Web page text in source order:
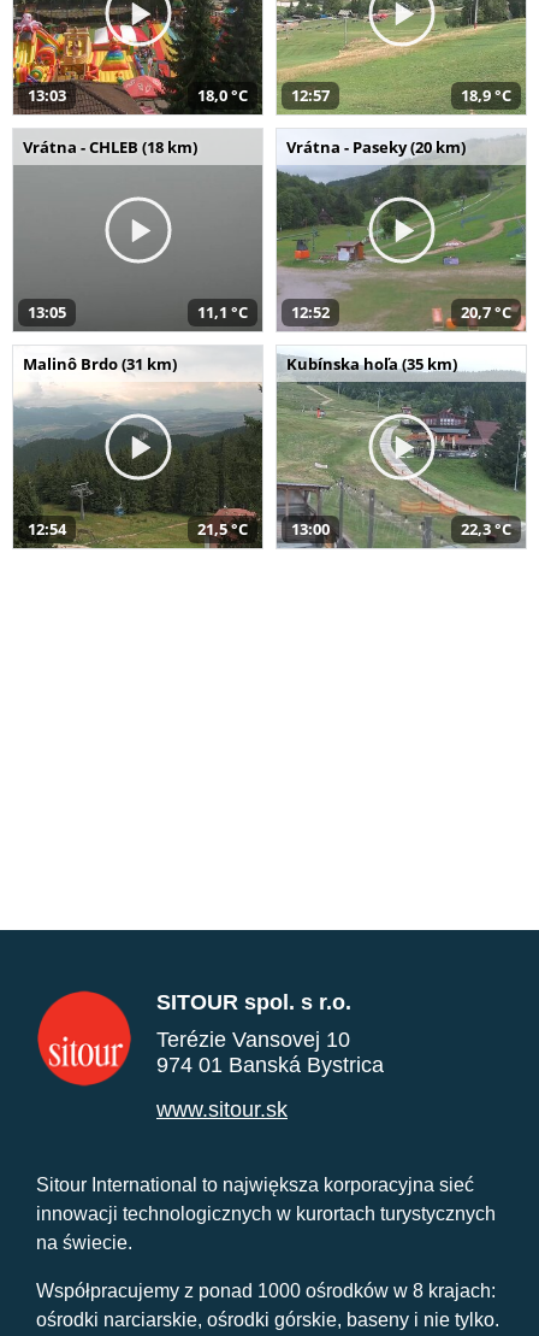
13:03 18,0 °C 12:57 18,9 °C
Vrátna - CHLEB (18 km)
13:05 11,1 °C
Vrátna - Paseky (20 km)
12:52 20,7 °C
Malinô Brdo (31 km)
12:54 21,5 °C
Kubínska hoľa (35 km)
13:00 22,3 °C
SITOUR spol. s r.o.
Terézie Vansovej 10
974 01 Banská Bystrica
www.sitour.sk
Sitour International to największa korporacyjna sieć
innowacji technologicznych w kurortach turystycznych
na świecie.
Współpracujemy z ponad 1000 ośrodków w 8 krajach:
ośrodki narciarskie, ośrodki górskie, baseny i nie tylko.